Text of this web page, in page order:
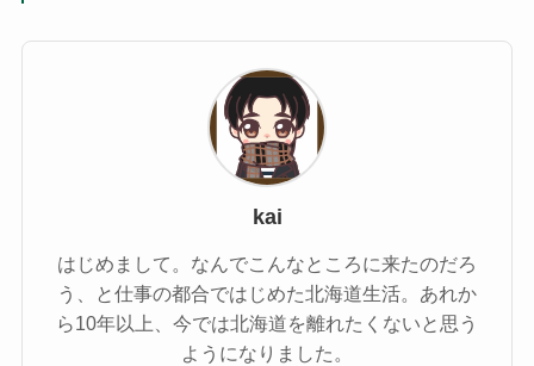
kai
はじめまして。なんでこんなところに来たのだろ
う、と仕事の都合ではじめた北海道生活。あれか
ら10年以上、今では北海道を離れたくないと思う
ようになりました。